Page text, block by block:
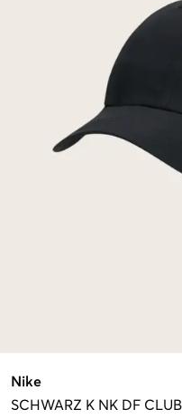
Nike
SCHWARZ K NK DF